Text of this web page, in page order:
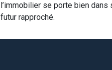
l’immobilier se porte bien
futur rapproché.